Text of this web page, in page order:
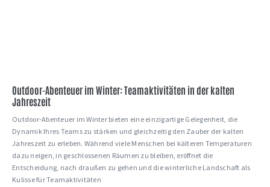
Outdoor-Abenteuer im Winter: Teamaktivitäten in der kalten
Jahreszeit
Outdoor-Abenteuer im Winter bieten eine einzigartige Gelegenheit, die
Dynamik Ihres Teams zu stärken und gleichzeitig den Zauber der kalten
Jahreszeit zu erleben. Während viele Menschen bei kälteren Temperaturen
dazu neigen, in geschlossenen Räumen zu bleiben, eröffnet die
Entscheidung, nach draußen zu gehen und die winterliche Landschaft als
Kulisse für Teamaktivitäten